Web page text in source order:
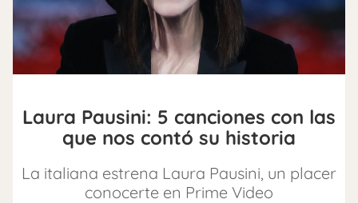
Laura Pausini: 5 canciones con las
que nos contó su historia
La italiana estrena Laura Pausini, un placer
conocerte en Prime Video